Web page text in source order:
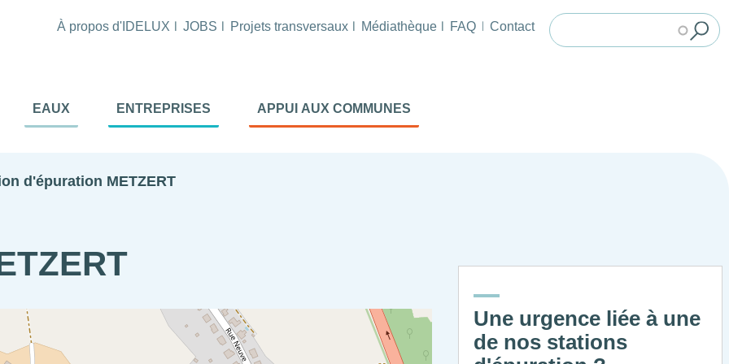
À propos d'IDELUX JOBS Projets transversaux Médiathèque FAQ Contact
EAUX ENTREPRISES APPUI AUX COMMUNES
d'épuration METZERT
Une urgence liée à une
de nos stations